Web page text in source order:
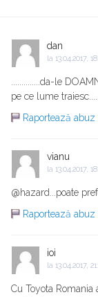
dan
la 13.04.2017,
..............da-le
pe ce lume
Raportează abuz
vianu
la 13.04.2017,
@hazard...poate
Raportează abuz
ioi
la 13.04.2017,
Cu Toyota